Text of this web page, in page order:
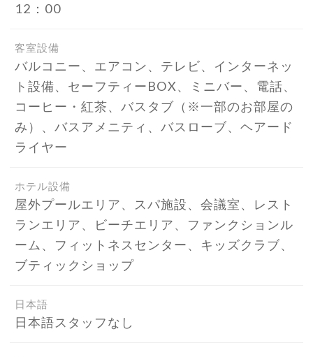
12：00
客室設備
バルコニー、エアコン、テレビ、インターネッ
ト設備、セーフティーBOX、ミニバー、電話、
コーヒー・紅茶、バスタブ（※一部のお部屋の
み）、バスアメニティ、バスローブ、ヘアード
ライヤー
ホテル設備
屋外プールエリア、スパ施設、会議室、レスト
ランエリア、ビーチエリア、ファンクションル
ーム、フィットネスセンター、キッズクラブ、
ブティックショップ
日本語
日本語スタッフなし